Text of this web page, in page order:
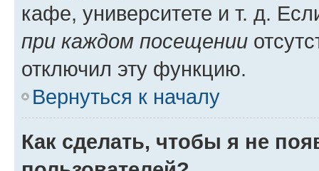
кафе, университете и т. д.
при каждом посещении
отключил эту функцию.
Вернуться к началу
Как сделать, чтобы я не